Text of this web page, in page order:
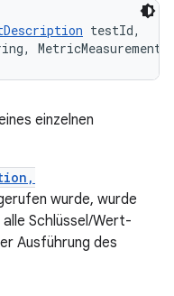
testId,
einzelnen
wurde, wurde
Schlüssel/Wert-
Ausführung des